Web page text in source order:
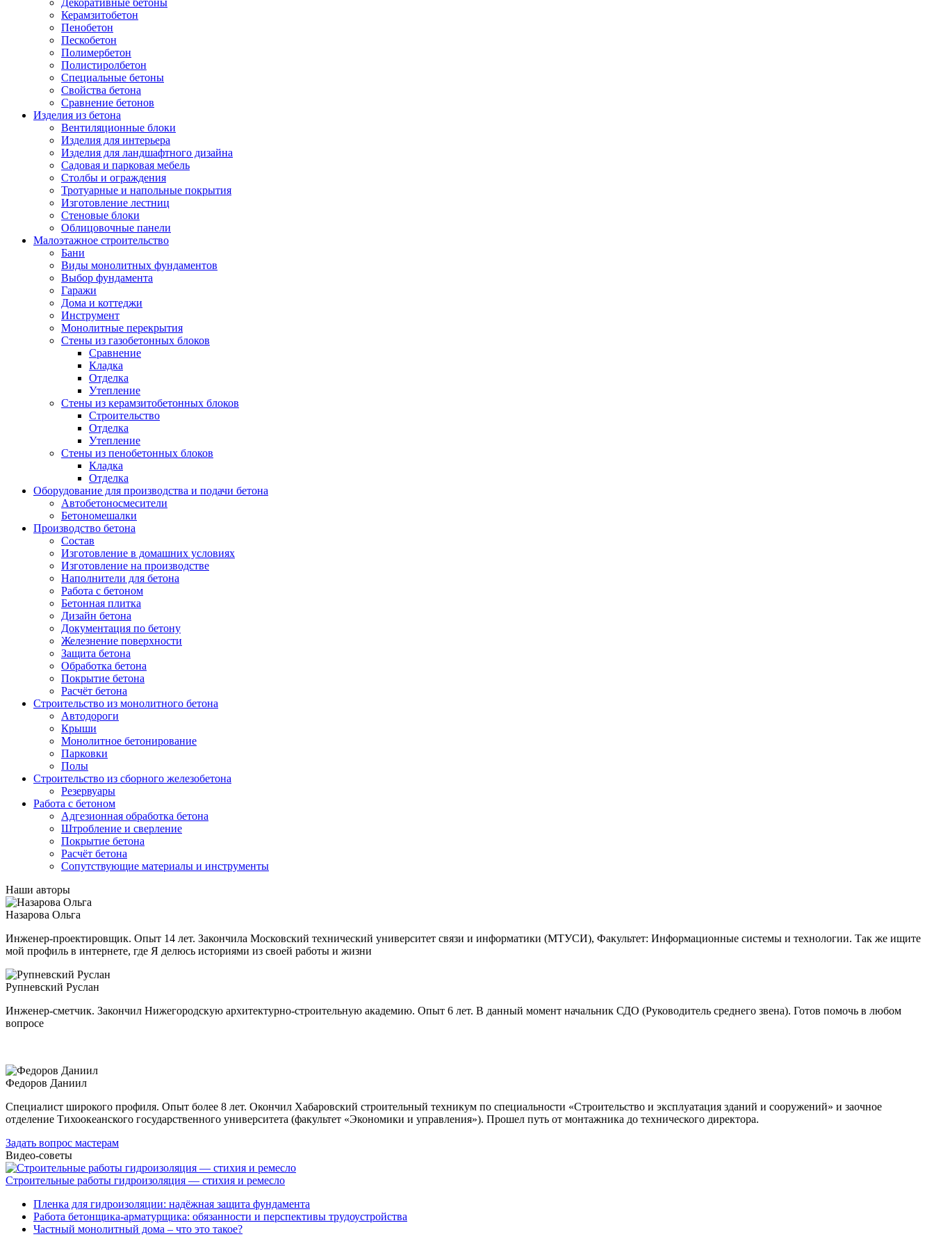
Декоративные бетоны
Керамзитобетон
Пенобетон
Пескобетон
Полимербетон
Полистиролбетон
Специальные бетоны
Свойства бетона
Сравнение бетонов
Изделия из бетона
Вентиляционные блоки
Изделия для интерьера
Изделия для ландшафтного дизайна
Садовая и парковая мебель
Столбы и ограждения
Тротуарные и напольные покрытия
Изготовление лестниц
Стеновые блоки
Облицовочные панели
Малоэтажное строительство
Бани
Виды монолитных фундаментов
Выбор фундамента
Гаражи
Дома и коттеджи
Инструмент
Монолитные перекрытия
Стены из газобетонных блоков
Сравнение
Кладка
Отделка
Утепление
Стены из керамзитобетонных блоков
Строительство
Отделка
Утепление
Стены из пенобетонных блоков
Кладка
Отделка
Оборудование для производства и подачи бетона
Автобетоносмесители
Бетономешалки
Производство бетона
Состав
Изготовление в домашних условиях
Изготовление на производстве
Наполнители для бетона
Работа с бетоном
Бетонная плитка
Дизайн бетона
Документация по бетону
Железнение поверхности
Защита бетона
Обработка бетона
Покрытие бетона
Расчёт бетона
Строительство из монолитного бетона
Автодороги
Крыши
Монолитное бетонирование
Парковки
Полы
Строительство из сборного железобетона
Резервуары
Работа с бетоном
Адгезионная обработка бетона
Штробление и сверление
Покрытие бетона
Расчёт бетона
Сопутствующие материалы и инструменты
Наши авторы
Назарова Ольга
Инженер-проектировщик. Опыт 14 лет. Закончила Московский технический университет связи и информатики (МТУСИ), Факультет: Информационные системы и технологии. Так же ищите
мой профиль в интернете, где Я делюсь историями из своей работы и жизни
Рупневский Руслан
Инженер-сметчик. Закончил Нижегородскую архитектурно-строительную академию. Опыт 6 лет. В данный момент начальник СДО (Руководитель среднего звена). Готов помочь в любом
вопросе
Федоров Даниил
Специалист широкого профиля. Опыт более 8 лет. Окончил Хабаровский строительный техникум по специальности «Строительство и эксплуатация зданий и сооружений» и заочное
отделение Тихоокеанского государственного университета (факультет «Экономики и управления»). Прошел путь от монтажника до технического директора.
Задать вопрос мастерам
Видео-советы
Строительные работы гидроизоляция — стихия и ремесло
Пленка для гидроизоляции: надёжная защита фундамента
Работа бетонщика-арматурщика: обязанности и перспективы трудоустройства
Частный монолитный дома – что это такое?